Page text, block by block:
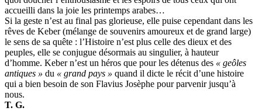
accueilli dans la joie les printemps arabes…
Si la geste n’est au final pas glorieuse, elle puise cependant dans les
rêves de Keber (mélange de souvenirs amoureux et de grand large)
le sens de sa quête : l’Histoire n’est plus celle des dieux et des
peuples, elle se conjugue désormais au singulier, à hauteur
d’homme. Keber n’est un héros que pour les détenus des « geôles
antiques » du « grand pays » quand il dicte le récit d’une histoire
qui a bien besoin de son Flavius Josèphe pour parvenir jusqu’à
nous.
T. G.